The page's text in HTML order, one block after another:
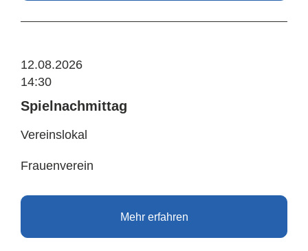
12.08.2026
14:30
Spielnachmittag
Vereinslokal
Frauenverein
Mehr erfahren